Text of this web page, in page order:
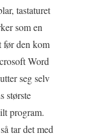
tastaturet
som en
før den kom
Word
seg selv
største
program.
tar det med